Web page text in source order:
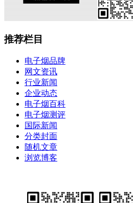
推荐栏目
电子烟品牌
网文资讯
行业新闻
企业动态
电子烟百科
电子烟测评
国际新闻
分类封面
随机文章
浏览博客